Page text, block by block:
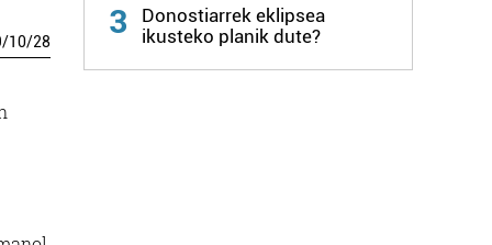
/10/28
3
Donostiarrek eklipsea
ikusteko planik dute?